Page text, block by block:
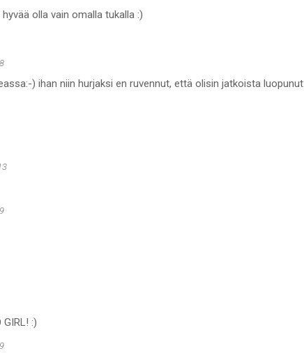
olla vain omalla tukalla :)
) ihan niin hurjaksi en ruvennut, että olisin jatkoista luopunut
:)